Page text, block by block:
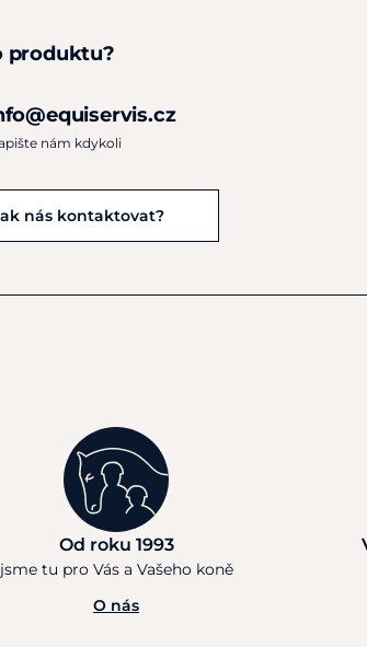
produktu?
nám kdykoli
nás kontaktovat?
Od roku 1993
jsme tu pro Vás a Vašeho koně
O nás